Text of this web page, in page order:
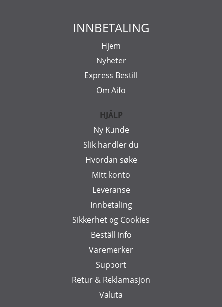
INNBETALING
Hjem
Nyheter
Express Bestill
Om Aifo
HJÄLP
Ny Kunde
Slik handler du
Hvordan søke
Mitt konto
Leveranse
Innbetaling
Sikkerhet og Cookies
Beställ info
Varemerker
Support
Retur & Reklamasjon
Valuta